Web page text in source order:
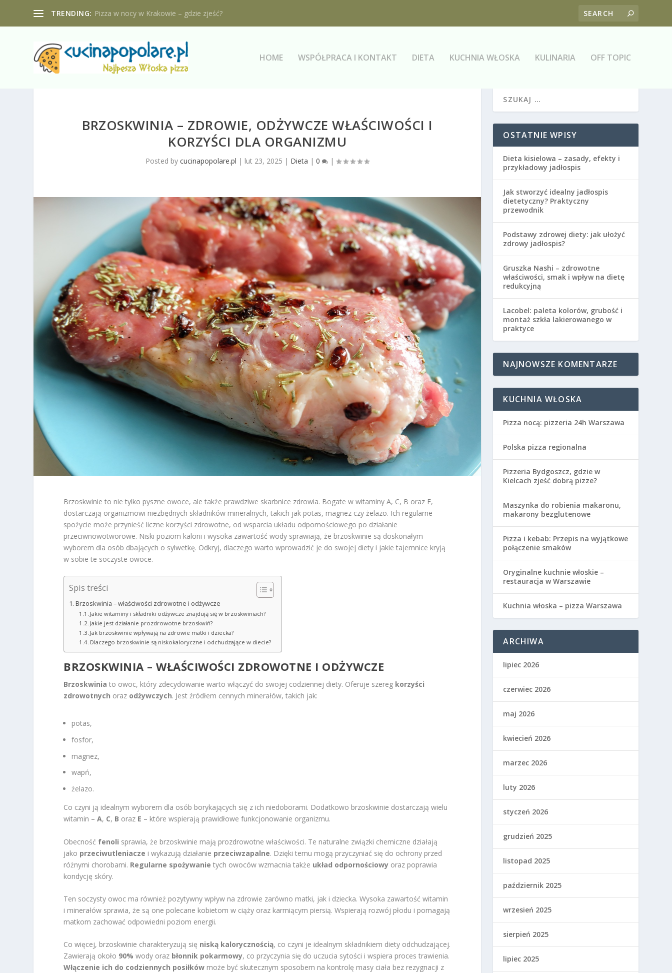
TRENDING: Pizza w nocy w Krakowie – gdzie zjeść?
HOME WSPÓŁPRACA I KONTAKT DIETA KUCHNIA WŁOSKA KULINARIA OFF TOPIC
BRZOSKWINIA – ZDROWIE, ODŻYWCZE WŁAŚCIWOŚCI I
KORZYŚCI DLA ORGANIZMU
Posted bycucinapopolare.pl | lut 23, 2025 | Dieta |0 |
Brzoskwinie to nie tylko pyszne owoce, ale także prawdziwe skarbnice zdrowia. Bogate w witaminy A, C, B oraz E,
dostarczają organizmowi niezbędnych składników mineralnych, takich jak potas, magnez czy żelazo. Ich regularne
spożycie może przynieść liczne korzyści zdrowotne, od wsparcia układu odpornościowego po działanie
przeciwnowotworowe. Niski poziom kalorii i wysoka zawartość wody sprawiają, że brzoskwinie są doskonałym
wyborem dla osób dbających o sylwetkę. Odkryj, dlaczego warto wprowadzić je do swojej diety i jakie tajemnice kryją
w sobie te soczyste owoce.
Spis treści
Brzoskwinia – właściwości zdrowotne i odżywcze
Jakie witaminy i składniki odżywcze znajdują się w brzoskwiniach?
Jakie jest działanie prozdrowotne brzoskwiń?
Jak brzoskwinie wpływają na zdrowie matki i dziecka?
Dlaczego brzoskwinie są niskokaloryczne i odchudzające w diecie?
BRZOSKWINIA – WŁAŚCIWOŚCI ZDROWOTNE I ODŻYWCZE
Brzoskwinia to owoc, który zdecydowanie warto włączyć do swojej codziennej diety. Oferuje szereg korzyści
zdrowotnych oraz odżywczych. Jest źródłem cennych minerałów, takich jak:
potas,
fosfor,
magnez,
wapń,
żelazo.
Co czyni ją idealnym wyborem dla osób borykających się z ich niedoborami. Dodatkowo brzoskwinie dostarczają wielu
witamin –A, C, B oraz E – które wspierają prawidłowe funkcjonowanie organizmu.
Obecność fenoli sprawia, że brzoskwinie mają prozdrowotne właściwości. Te naturalne związki chemiczne działają
jako przeciwutleniacze i wykazują działanie przeciwzapalne. Dzięki temu mogą przyczyniać się do ochrony przed
różnymi chorobami. Regularne spożywanie tych owoców wzmacnia także układ odpornościowy oraz poprawia
kondycję skóry.
Ten soczysty owoc ma również pozytywny wpływ na zdrowie zarówno matki, jak i dziecka. Wysoka zawartość witamin
i minerałów sprawia, że są one polecane kobietom w ciąży oraz karmiącym piersią. Wspierają rozwój płodu i pomagają
matkom zachować odpowiedni poziom energii.
Co więcej, brzoskwinie charakteryzują się niską kalorycznością, co czyni je idealnym składnikiem diety odchudzającej.
Zawierają około 90% wody oraz błonnik pokarmowy, co przyczynia się do uczucia sytości i wspiera proces trawienia.
Włączenie ich do codziennych posiłków może być skutecznym sposobem na kontrolę masy ciała bez rezygnacji z
OSTATNIE WPISY
Dieta kisielowa – zasady, efekty i
przykładowy jadłospis
Jak stworzyć idealny jadłospis
dietetyczny? Praktyczny
przewodnik
Podstawy zdrowej diety: jak ułożyć
zdrowy jadłospis?
Gruszka Nashi – zdrowotne
właściwości, smak i wpływ na dietę
redukcyjną
Lacobel: paleta kolorów, grubość i
montaż szkła lakierowanego w
praktyce
NAJNOWSZE KOMENTARZE
KUCHNIA WŁOSKA
Pizza nocą: pizzeria 24h Warszawa
Polska pizza regionalna
Pizzeria Bydgoszcz, gdzie w
Kielcach zjeść dobrą pizze?
Maszynka do robienia makaronu,
makarony bezglutenowe
Pizza i kebab: Przepis na wyjątkowe
połączenie smaków
Oryginalne kuchnie włoskie –
restauracja w Warszawie
Kuchnia włoska – pizza Warszawa
ARCHIWA
lipiec 2026
czerwiec 2026
maj 2026
kwiecień 2026
marzec 2026
luty 2026
styczeń 2026
grudzień 2025
listopad 2025
październik 2025
wrzesień 2025
sierpień 2025
lipiec 2025